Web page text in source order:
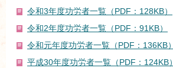
令和3年度功労者一覧（PDF：128KB）
令和2年度功労者一覧（PDF：91KB）
令和元年度功労者一覧（PDF：136KB）
平成30年度功労者一覧（PDF：124KB）